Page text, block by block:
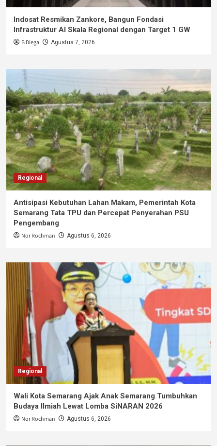
Indosat Resmikan Zankore, Bangun Fondasi
Infrastruktur AI Skala Regional dengan Target 1 GW
B Diega Agustus 7, 2026
Regional
Antisipasi Kebutuhan Lahan Makam, Pemerintah Kota
Semarang Tata TPU dan Percepat Penyerahan PSU
Pengembang
Nor Rochman Agustus 6, 2026
Regional
Wali Kota Semarang Ajak Anak Semarang Tumbuhkan
Budaya Ilmiah Lewat Lomba SiNARAN 2026
Nor Rochman Agustus 6, 2026